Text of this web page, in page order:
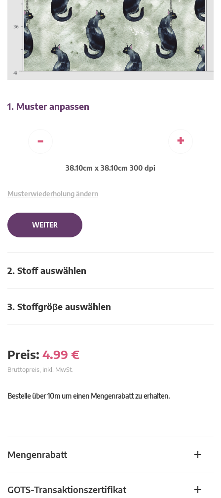
1. Muster anpassen
- +
38.10cm x 38.10cm 300 dpi
Musterwiederholung ändern
WEITER
2. Stoff auswählen
3. Stoffgröβe auswählen
Preis: 4.99 €
Bruttopreis, inkl. MwSt.
Bestelle über 10m um einen Mengenrabatt zu erhalten.
Mengenrabatt
GOTS-Transaktionszertifikat